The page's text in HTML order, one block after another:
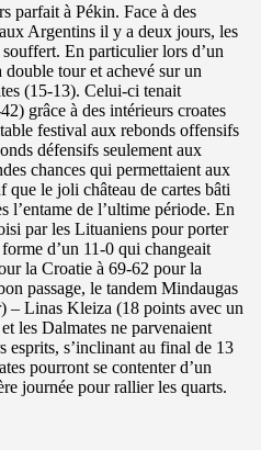
parfait à Pékin. Face à des
Argentins il y a deux jours, les
En particulier lors d’un
double tour et achevé sur un
(15-13). Celui-ci tenait
grâce à des intérieurs croates
festival aux rebonds offensifs
défensifs seulement aux
chances qui permettaient aux
que le joli château de cartes bâti
l’entame de l’ultime période. En
par les Lituaniens pour porter
d’un 11-0 qui changeait
la Croatie à 69-62 pour la
passage, le tandem Mindaugas
– Linas Kleiza (18 points avec un
les Dalmates ne parvenaient
esprits, s’inclinant au final de 13
pourront se contenter d’un
journée pour rallier les quarts.